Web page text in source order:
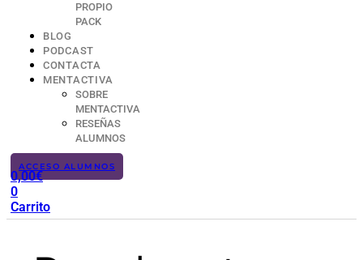
PROPIO
PACK
BLOG
PODCAST
CONTACTA
MENTACTIVA
SOBRE
MENTACTIVA
RESEÑAS
ALUMNOS
ACCESO ALUMNOS
0,00€
0
Carrito